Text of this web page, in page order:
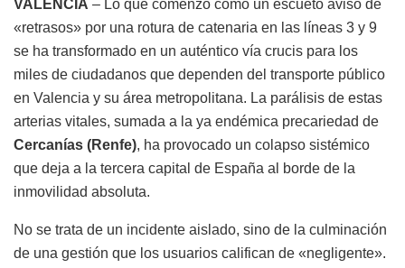
VALENCIA – Lo que comenzó como un escueto aviso de
«retrasos» por una rotura de catenaria en las líneas 3 y 9
se ha transformado en un auténtico vía crucis para los
miles de ciudadanos que dependen del transporte público
en Valencia y su área metropolitana. La parálisis de estas
arterias vitales, sumada a la ya endémica precariedad de
Cercanías (Renfe), ha provocado un colapso sistémico
que deja a la tercera capital de España al borde de la
inmovilidad absoluta.
No se trata de un incidente aislado, sino de la culminación
de una gestión que los usuarios califican de «negligente».